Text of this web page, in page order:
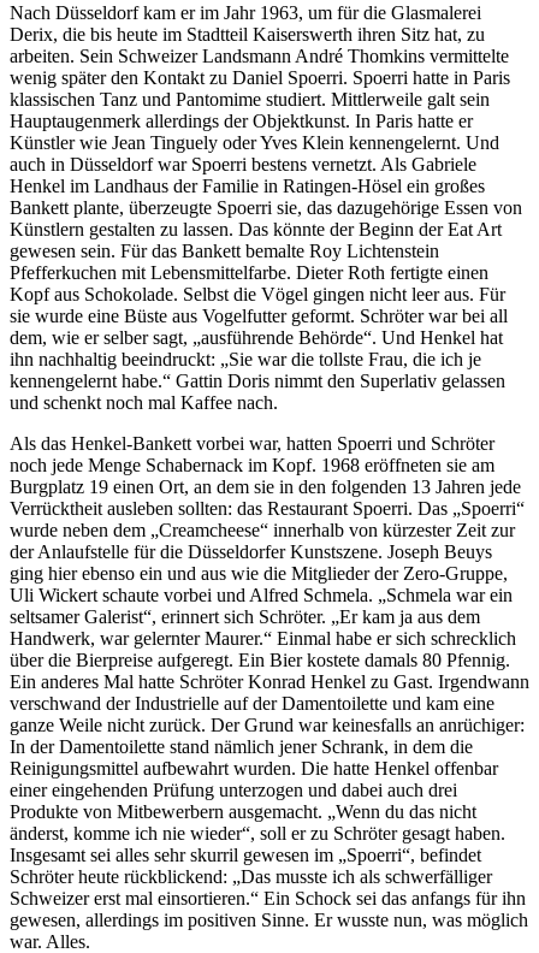
Nach Düsseldorf kam er im Jahr 1963, um für die Glasmalerei
Derix, die bis heute im Stadtteil Kaiserswerth ihren Sitz hat, zu
arbeiten. Sein Schweizer Landsmann André Thomkins vermittelte
wenig später den Kontakt zu Daniel Spoerri. Spoerri hatte in Paris
klassischen Tanz und Pantomime studiert. Mittlerweile galt sein
Hauptaugenmerk allerdings der Objektkunst. In Paris hatte er
Künstler wie Jean Tinguely oder Yves Klein kennengelernt. Und
auch in Düsseldorf war Spoerri bestens vernetzt. Als Gabriele
Henkel im Landhaus der Familie in Ratingen-Hösel ein großes
Bankett plante, überzeugte Spoerri sie, das dazugehörige Essen von
Künstlern gestalten zu lassen. Das könnte der Beginn der Eat Art
gewesen sein. Für das Bankett bemalte Roy Lichtenstein
Pfefferkuchen mit Lebensmittelfarbe. Dieter Roth fertigte einen
Kopf aus Schokolade. Selbst die Vögel gingen nicht leer aus. Für
sie wurde eine Büste aus Vogelfutter geformt. Schröter war bei all
dem, wie er selber sagt, „ausführende Behörde“. Und Henkel hat
ihn nachhaltig beeindruckt: „Sie war die tollste Frau, die ich je
kennengelernt habe.“ Gattin Doris nimmt den Superlativ gelassen
und schenkt noch mal Kaffee nach.
Als das Henkel-Bankett vorbei war, hatten Spoerri und Schröter
noch jede Menge Schabernack im Kopf. 1968 eröffneten sie am
Burgplatz 19 einen Ort, an dem sie in den folgenden 13 Jahren jede
Verrücktheit ausleben sollten: das Restaurant Spoerri. Das „Spoerri“
wurde neben dem „Creamcheese“ innerhalb von kürzester Zeit zur
der Anlaufstelle für die Düsseldorfer Kunstszene. Joseph Beuys
ging hier ebenso ein und aus wie die Mitglieder der Zero-Gruppe,
Uli Wickert schaute vorbei und Alfred Schmela. „Schmela war ein
seltsamer Galerist“, erinnert sich Schröter. „Er kam ja aus dem
Handwerk, war gelernter Maurer.“ Einmal habe er sich schrecklich
über die Bierpreise aufgeregt. Ein Bier kostete damals 80 Pfennig.
Ein anderes Mal hatte Schröter Konrad Henkel zu Gast. Irgendwann
verschwand der Industrielle auf der Damentoilette und kam eine
ganze Weile nicht zurück. Der Grund war keinesfalls an anrüchiger:
In der Damentoilette stand nämlich jener Schrank, in dem die
Reinigungsmittel aufbewahrt wurden. Die hatte Henkel offenbar
einer eingehenden Prüfung unterzogen und dabei auch drei
Produkte von Mitbewerbern ausgemacht. „Wenn du das nicht
änderst, komme ich nie wieder“, soll er zu Schröter gesagt haben.
Insgesamt sei alles sehr skurril gewesen im „Spoerri“, befindet
Schröter heute rückblickend: „Das musste ich als schwerfälliger
Schweizer erst mal einsortieren.“ Ein Schock sei das anfangs für ihn
gewesen, allerdings im positiven Sinne. Er wusste nun, was möglich
war. Alles.